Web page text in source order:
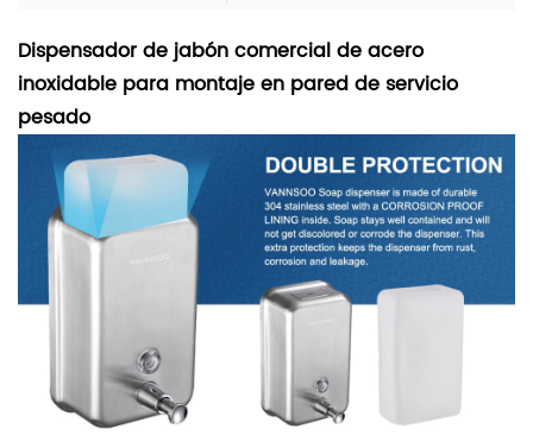
Dispensador de jabón comercial de acero
inoxidable para montaje en pared de servicio
pesado